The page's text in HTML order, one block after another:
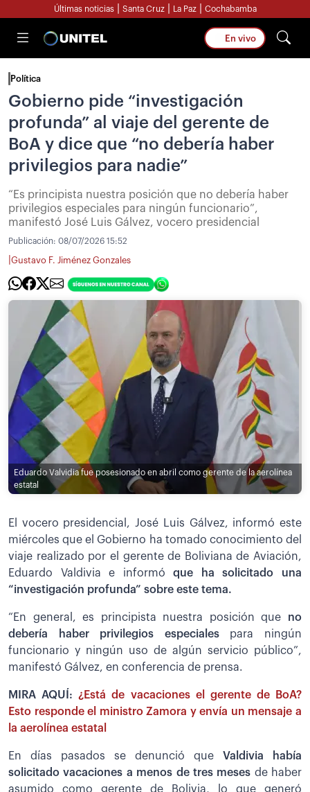
Últimas noticias Santa Cruz La Paz Cochabamba
En vivo
Política
Gobierno pide “investigación
profunda” al viaje del gerente de
BoA y dice que “no debería haber
privilegios para nadie”
“Es principista nuestra posición que no debería haber
privilegios especiales para ningún funcionario”,
manifestó José Luis Gálvez, vocero presidencial
Publicación: 08/07/2026 15:52
Gustavo F. Jiménez Gonzales
Eduardo Valvidia fue posesionado en abril como gerente de la aerolínea
estatal
El vocero presidencial, José Luis Gálvez, informó este
miércoles que el Gobierno ha tomado conocimiento del
viaje realizado por el gerente de Boliviana de Aviación,
Eduardo Valdivia e informóque ha solicitado una
“investigación profunda” sobre este tema.
“En general, es principista nuestra posición que no
debería haber privilegios especiales para ningún
funcionario y ningún uso de algún servicio público”,
manifestó Gálvez, en conferencia de prensa.
MIRA AQUÍ:¿Está de vacaciones el gerente de BoA?
Esto responde el ministro Zamora y envía un mensaje a
la aerolínea estatal
En días pasados se denunció que Valdivia había
solicitado vacaciones a menos de tres meses de haber
asumido como gerente de Bolivia, lo que generó